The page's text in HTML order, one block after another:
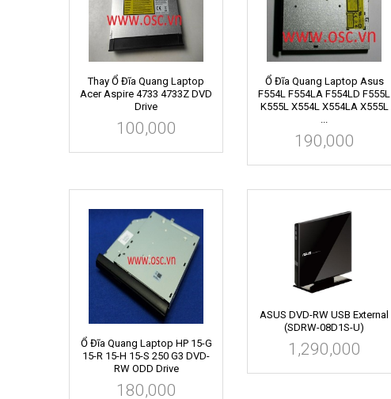
Thay Ổ Đĩa Quang Laptop
Acer Aspire 4733 4733Z DVD
Drive
100,000
Ổ Đĩa Quang Laptop Asus
F554L F554LA F554LD F555L
K555L X554L X554LA X555L
...
190,000
Ổ Đĩa Quang Laptop HP 15-G
15-R 15-H 15-S 250 G3 DVD-
RW ODD Drive
180,000
ASUS DVD-RW USB External
(SDRW-08D1S-U)
1,290,000